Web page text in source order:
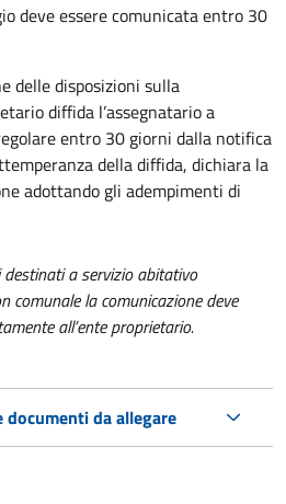
deve essere comunicata entro 30
delle disposizioni sulla
diffida l’assegnatario a
entro 30 giorni dalla notifica
della diffida, dichiara la
adottando gli adempimenti di
destinati a servizio abitativo
comunale la comunicazione deve
all’ente proprietario.
da allegare